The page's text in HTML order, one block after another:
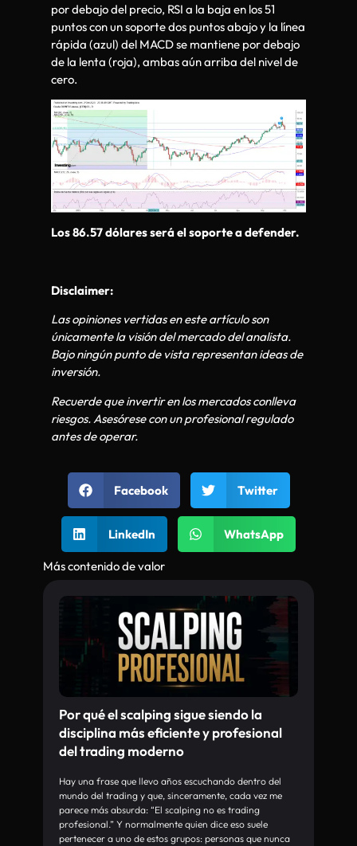
por debajo del precio, RSI a la baja en los 51
puntos con un soporte dos puntos abajo y la línea
rápida (azul) del MACD se mantiene por debajo
de la lenta (roja), ambas aún arriba del nivel de
cero.
Los 86.57 dólares será el soporte a defender.
Disclaimer:
Las opiniones vertidas en este artículo son
únicamente la visión del mercado del analista.
Bajo ningún punto de vista representan ideas de
inversión.
Recuerde que invertir en los mercados conlleva
riesgos. Asesórese con un profesional regulado
antes de operar.
Facebook Twitter
LinkedIn WhatsApp
Más contenido de valor
Por qué el scalping sigue siendo la
disciplina más eficiente y profesional
del trading moderno
Hay una frase que llevo años escuchando dentro del
mundo del trading y que, sinceramente, cada vez me
parece más absurda: “El scalping no es trading
profesional.” Y normalmente quien dice eso suele
pertenecer a uno de estos grupos: personas que nunca